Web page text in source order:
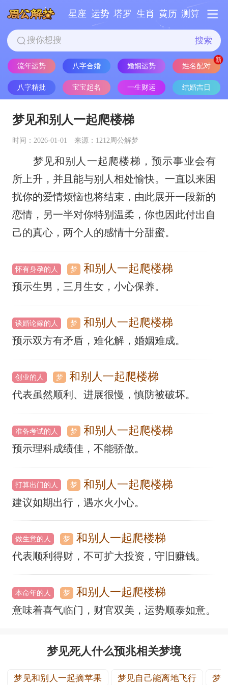
星座 运势 塔罗 生肖 黄历 测算
搜索
流年运势 八字合婚 婚姻运势 姓名配对
八字精批 宝宝起名 一生财运 结婚吉日
梦见和别人一起爬楼梯
时间：2026-01-01 来源：1212周公解梦
梦见和别人一起爬楼梯，预示事业会有
所上升，并且能与别人相处愉快。一直以来困
扰你的爱情烦恼也将结束，由此展开一段新的
恋情，另一半对你特别温柔，你也因此付出自
己的真心，两个人的感情十分甜蜜。
怀有身孕的人 梦 和别人一起爬楼梯
预示生男，三月生女，小心保养。
谈婚论嫁的人 梦 和别人一起爬楼梯
预示双方有矛盾，难化解，婚姻难成。
创业的人 梦 和别人一起爬楼梯
代表虽然顺利、进展很慢，慎防被破坏。
准备考试的人 梦 和别人一起爬楼梯
预示理科成绩佳，不能骄傲。
打算出门的人 梦 和别人一起爬楼梯
建议如期出行，遇水火小心。
做生意的人 梦 和别人一起爬楼梯
代表顺利得财，不可扩大投资，守旧赚钱。
本命年的人 梦 和别人一起爬楼梯
意味着喜气临门，财官双美，运势顺泰如意。
梦见死人什么预兆相关梦境
梦见和别人一起摘苹果 梦见自己能离地飞行 梦